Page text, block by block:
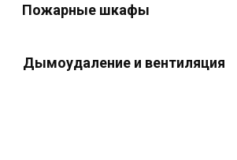
Пожарные шкафы
Дымоудаление и вентиляция